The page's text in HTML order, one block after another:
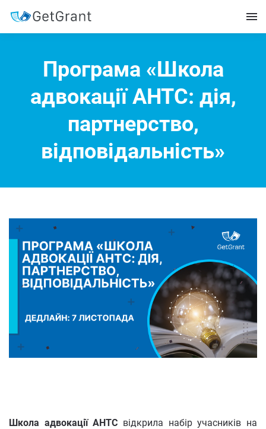
Програма «Школа
адвокації АНТС: дія,
партнерство,
відповідальність»
Школа адвокації АНТС відкрила набір учасників на